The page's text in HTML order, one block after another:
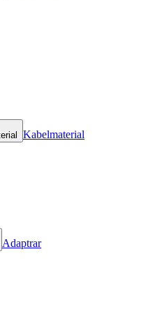
Kabelmaterial
Adaptrar